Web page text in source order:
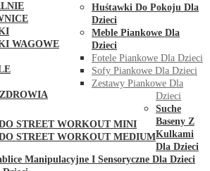
WAGOWE
STREET WORKOUT MINI
STREET WORKOUT MEDIUM
Huśtawki Do Pokoju Dla
Dzieci
Meble Piankowe Dla
Dzieci
Fotele Piankowe Dla Dzieci
Sofy Piankowe Dla Dzieci
Zestawy Piankowe Dla
Dzieci
Suche
Baseny Z
Kulkami
Dla Dzieci
Manipulacyjne I Sensoryczne Dla Dzieci